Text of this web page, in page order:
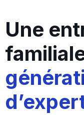
Une